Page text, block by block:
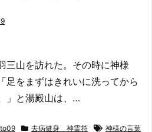
三山を訪れた。その時に神様
足をまずはきれいに洗ってから
」と湯殿山は、…
去病健身 神霊符 神様の言葉